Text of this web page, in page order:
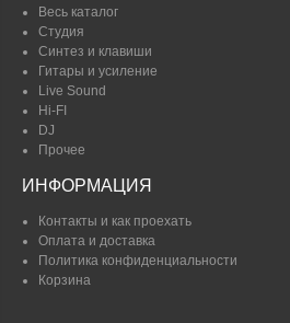
Весь каталог
Студия
Синтез и клавиши
Гитары и усиление
Live Sound
Hi-FI
DJ
Прочее
ИНФОРМАЦИЯ
Контакты и как проехать
Оплата и доставка
Политика конфиденциальности
Корзина